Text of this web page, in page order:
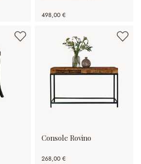
498,00 €
Console Rovino
268,00 €